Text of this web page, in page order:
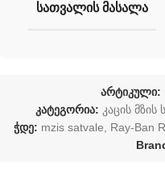
ᲡᲐᲗᲕᲐᲚᲘᲡ ᲛᲐᲡᲐᲚᲐ
არტიკული:
კატეგორია: კაცის მზის
ჭდე: mzis satvale, Ray-Ban